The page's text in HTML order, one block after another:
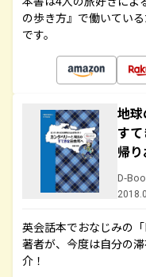
の歩き方』で働いてい
です。
地
す
帰
D-
英会話本でおなじみの
著者が、今度は自分の
介！